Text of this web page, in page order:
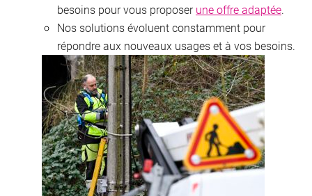
besoins pour vous proposerune offre adaptée.
Nos solutions évoluent constamment pour
répondre aux nouveaux usages et à vos besoins.